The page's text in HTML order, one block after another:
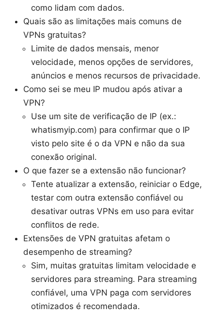
como lidam com dados.
Quais são as limitações mais comuns de
VPNs gratuitas?
Limite de dados mensais, menor
velocidade, menos opções de servidores,
anúncios e menos recursos de privacidade.
Como sei se meu IP mudou após ativar a
VPN?
Use um site de verificação de IP (ex.:
whatismyip.com) para confirmar que o IP
visto pelo site é o da VPN e não da sua
conexão original.
O que fazer se a extensão não funcionar?
Tente atualizar a extensão, reiniciar o Edge,
testar com outra extensão confiável ou
desativar outras VPNs em uso para evitar
conflitos de rede.
Extensões de VPN gratuitas afetam o
desempenho de streaming?
Sim, muitas gratuitas limitam velocidade e
servidores para streaming. Para streaming
confiável, uma VPN paga com servidores
otimizados é recomendada.